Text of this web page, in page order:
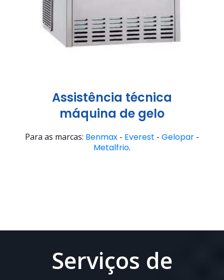
Assistência técnica
máquina de gelo
Para as marcas: Benmax - Everest - Gelopar -
Metalfrio.
Serviços de